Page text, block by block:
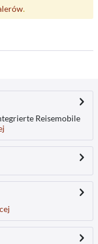
.
Reisemobile